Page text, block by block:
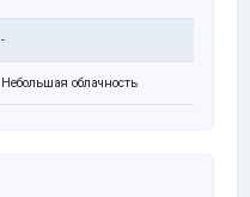
-
Небольшая облачность